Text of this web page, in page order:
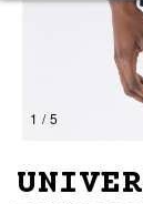
1 / 5